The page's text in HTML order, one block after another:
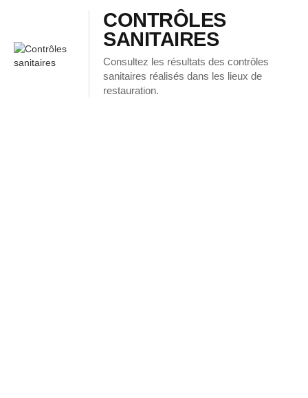
CONTRÔLES
SANITAIRES
Consultez les résultats des contrôles
sanitaires réalisés dans les lieux de
restauration.